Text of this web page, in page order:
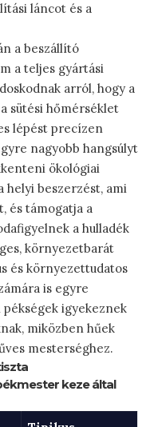
láncot és a
a beszállító
a teljes gyártási
arról, hogy a
sütési hőmérséklet
lépést precízen
nagyobb hangsúlyt
ökológiai
helyi beszerzést, ami
és támogatja a
a hulladék
környezetbarát
és környezettudatos
is egyre
igyekeznek
miközben hűek
mesterséghez.
keze által